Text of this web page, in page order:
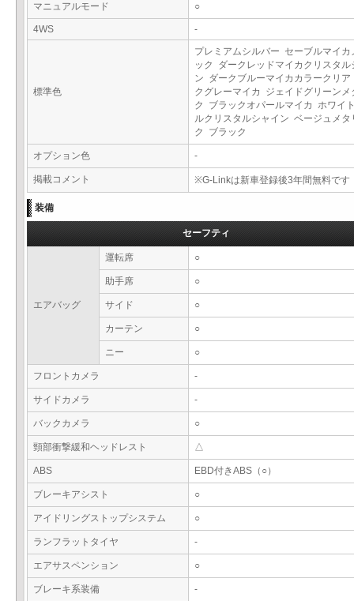
マニュアルモード
○
4WS -
標準色
プレミアムシルバー セーブルマイカ
ック ダークレッドマイカクリスタル
ン ダークブルーマイカカラークリ
クグレーマイカ ジェイドグリーンメ
ク ブラックオパールマイカ ホワイ
ルクリスタルシャイン ベージュメタ
ク ブラック
オプション色 -
掲載コメント ※G-Linkは新車登録後3年間無料です
装備
セーフティ
エアバッグ
運転席 ○
助手席 ○
サイド ○
カーテン ○
ニー ○
フロントカメラ -
サイドカメラ -
バックカメラ ○
頸部衝撃緩和ヘッドレスト △
ABS EBD付きABS（○）
ブレーキアシスト ○
アイドリングストップシステム ○
ランフラットタイヤ -
エアサスペンション ○
ブレーキ系装備 -